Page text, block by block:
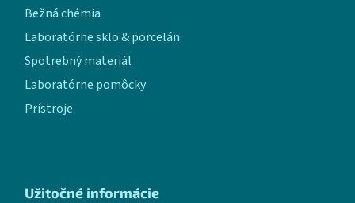
Bežná chémia
Laboratórne sklo & porcelán
Spotrebný materiál
Laboratórne pomôcky
Prístroje
Užitočné informácie